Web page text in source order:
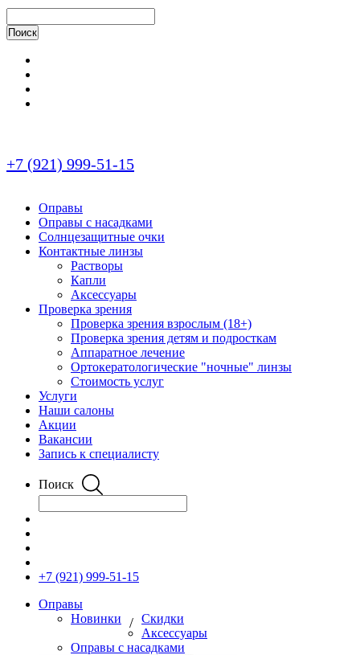
+7 (921) 999-51-15
Оправы
Оправы с насадками
Солнцезащитные очки
Контактные линзы
Растворы
Капли
Аксессуары
Проверка зрения
Проверка зрения взрослым (18+)
Проверка зрения детям и подросткам
Аппаратное лечение
Ортокератологические "ночные" линзы
Стоимость услуг
Услуги
Наши салоны
Акции
Вакансии
Запись к специалисту
Поиск
+7 (921) 999-51-15
Оправы
Новинки
/ Скидки
Аксессуары
Оправы с насадками